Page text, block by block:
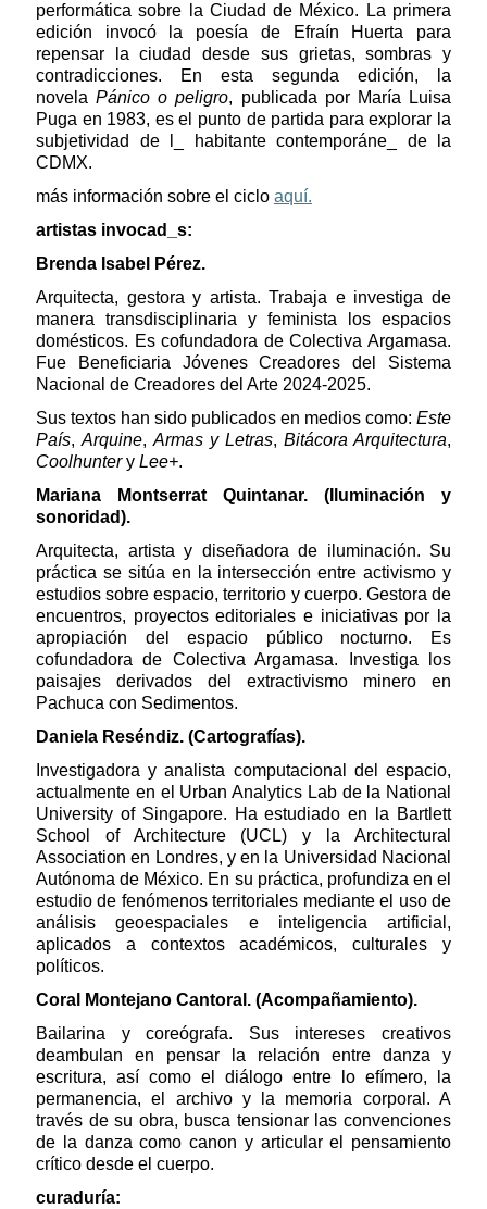
performática sobre la Ciudad de México. La primera
edición invocó la poesía de Efraín Huerta para
repensar la ciudad desde sus grietas, sombras y
contradicciones. En esta segunda edición, la
novelaPánico o peligro, publicada por María Luisa
Puga en 1983, es el punto de partida para explorar la
subjetividad de l_ habitante contemporáne_ de la
CDMX.
más información sobre el ciclo aquí.
artistas invocad_s:
Brenda Isabel Pérez.
Arquitecta, gestora y artista. Trabaja e investiga de
manera transdisciplinaria y feminista los espacios
domésticos. Es cofundadora de Colectiva Argamasa.
Fue Beneficiaria Jóvenes Creadores del Sistema
Nacional de Creadores del Arte 2024-2025.
Sus textos han sido publicados en medios como: Este
País, Arquine, Armas y Letras, Bitácora Arquitectura,
Coolhuntery Lee+.
Mariana Montserrat Quintanar. (Iluminación y
sonoridad).
Arquitecta, artista y diseñadora de iluminación. Su
práctica se sitúa en la intersección entre activismo y
estudios sobre espacio, territorio y cuerpo. Gestora de
encuentros, proyectos editoriales e iniciativas por la
apropiación del espacio público nocturno. Es
cofundadora de Colectiva Argamasa. Investiga los
paisajes derivados del extractivismo minero en
Pachuca con Sedimentos.
Daniela Reséndiz. (Cartografías).
Investigadora y analista computacional del espacio,
actualmente en el Urban Analytics Lab de la National
University of Singapore. Ha estudiado en la Bartlett
School of Architecture (UCL) y la Architectural
Association en Londres, y en la Universidad Nacional
Autónoma de México. En su práctica, profundiza en el
estudio de fenómenos territoriales mediante el uso de
análisis geoespaciales e inteligencia artificial,
aplicados a contextos académicos, culturales y
políticos.
Coral Montejano Cantoral. (Acompañamiento).
Bailarina y coreógrafa. Sus intereses creativos
deambulan en pensar la relación entre danza y
escritura, así como el diálogo entre lo efímero, la
permanencia, el archivo y la memoria corporal. A
través de su obra, busca tensionar las convenciones
de la danza como canon y articular el pensamiento
crítico desde el cuerpo.
curaduría: